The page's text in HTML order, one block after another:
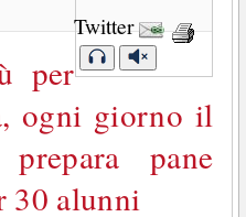
Twitter
per
ogni giorno il
pane
30 alunni